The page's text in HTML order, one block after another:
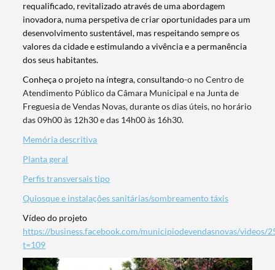
requalificado, revitalizado através de uma abordagem
inovadora, numa perspetiva de criar oportunidades para um
desenvolvimento sustentável, mas respeitando sempre os
valores da cidade e estimulando a vivência e a permanência
dos seus habitantes.
Conheça o projeto na íntegra, consultando-o no Centro de
Atendimento Público da Câmara Municipal e na Junta de
Freguesia de Vendas Novas, durante os dias úteis, no horário
das 09h00 às 12h30 e das 14h00 às 16h30.
Memória descritiva
Planta geral
Perfis transversais tipo
Quiosque e instalações sanitárias/sombreamento táxis
Vídeo do projeto
https://business.facebook.com/municipiodevendasnovas/videos/
t=109